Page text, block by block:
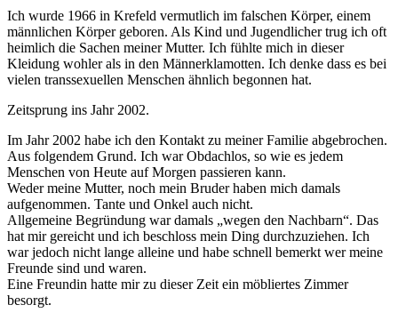
Ich wurde 1966 in Krefeld vermutlich im falschen Körper, einem
männlichen Körper geboren. Als Kind und Jugendlicher trug ich oft
heimlich die Sachen meiner Mutter. Ich fühlte mich in dieser
Kleidung wohler als in den Männerklamotten. Ich denke dass es bei
vielen transsexuellen Menschen ähnlich begonnen hat.
Zeitsprung ins Jahr 2002.
Im Jahr 2002 habe ich den Kontakt zu meiner Familie abgebrochen.
Aus folgendem Grund. Ich war Obdachlos, so wie es jedem
Menschen von Heute auf Morgen passieren kann.
Weder meine Mutter, noch mein Bruder haben mich damals
aufgenommen. Tante und Onkel auch nicht.
Allgemeine Begründung war damals „wegen den Nachbarn“. Das
hat mir gereicht und ich beschloss mein Ding durchzuziehen. Ich
war jedoch nicht lange alleine und habe schnell bemerkt wer meine
Freunde sind und waren.
Eine Freundin hatte mir zu dieser Zeit ein möbliertes Zimmer
besorgt.